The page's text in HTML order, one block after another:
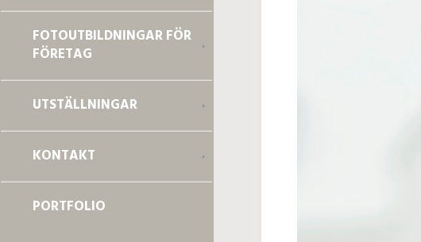
FOTOUTBILDNINGAR FÖR
FÖRETAG
UTSTÄLLNINGAR
KONTAKT
PORTFOLIO